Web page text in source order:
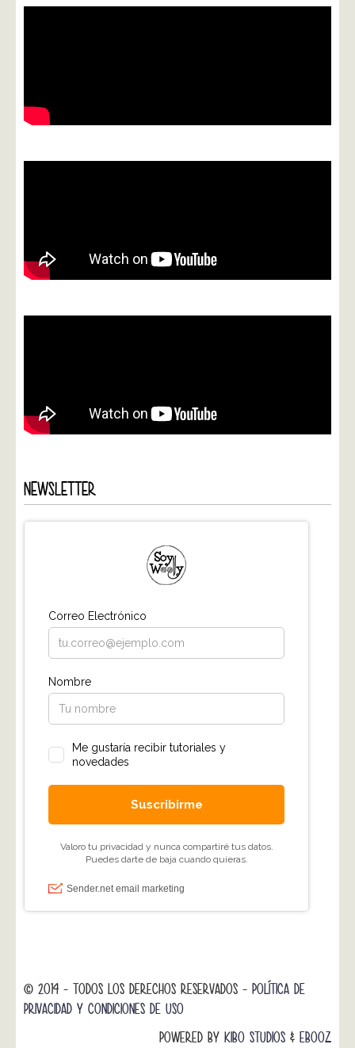
NEWSLETTER
© 2014 - TODOS LOS DERECHOS RESERVADOS - POLÍTICA DE
PRIVACIDAD Y CONDICIONES DE USO
POWERED BY KIBO STUDIOS & EBOOZ